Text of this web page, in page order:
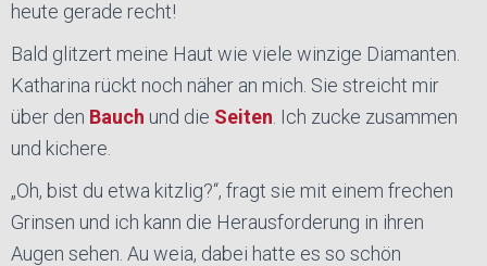
heute gerade recht!
Bald glitzert meine Haut wie viele winzige Diamanten.
Katharina rückt noch näher an mich. Sie streicht mir
über den Bauch und die Seiten . Ich zucke zusammen
und kichere.
„Oh, bist du etwa kitzlig?“, fragt sie mit einem frechen
Grinsen und ich kann die Herausforderung in ihren
Augen sehen. Au weia, dabei hatte es so schön